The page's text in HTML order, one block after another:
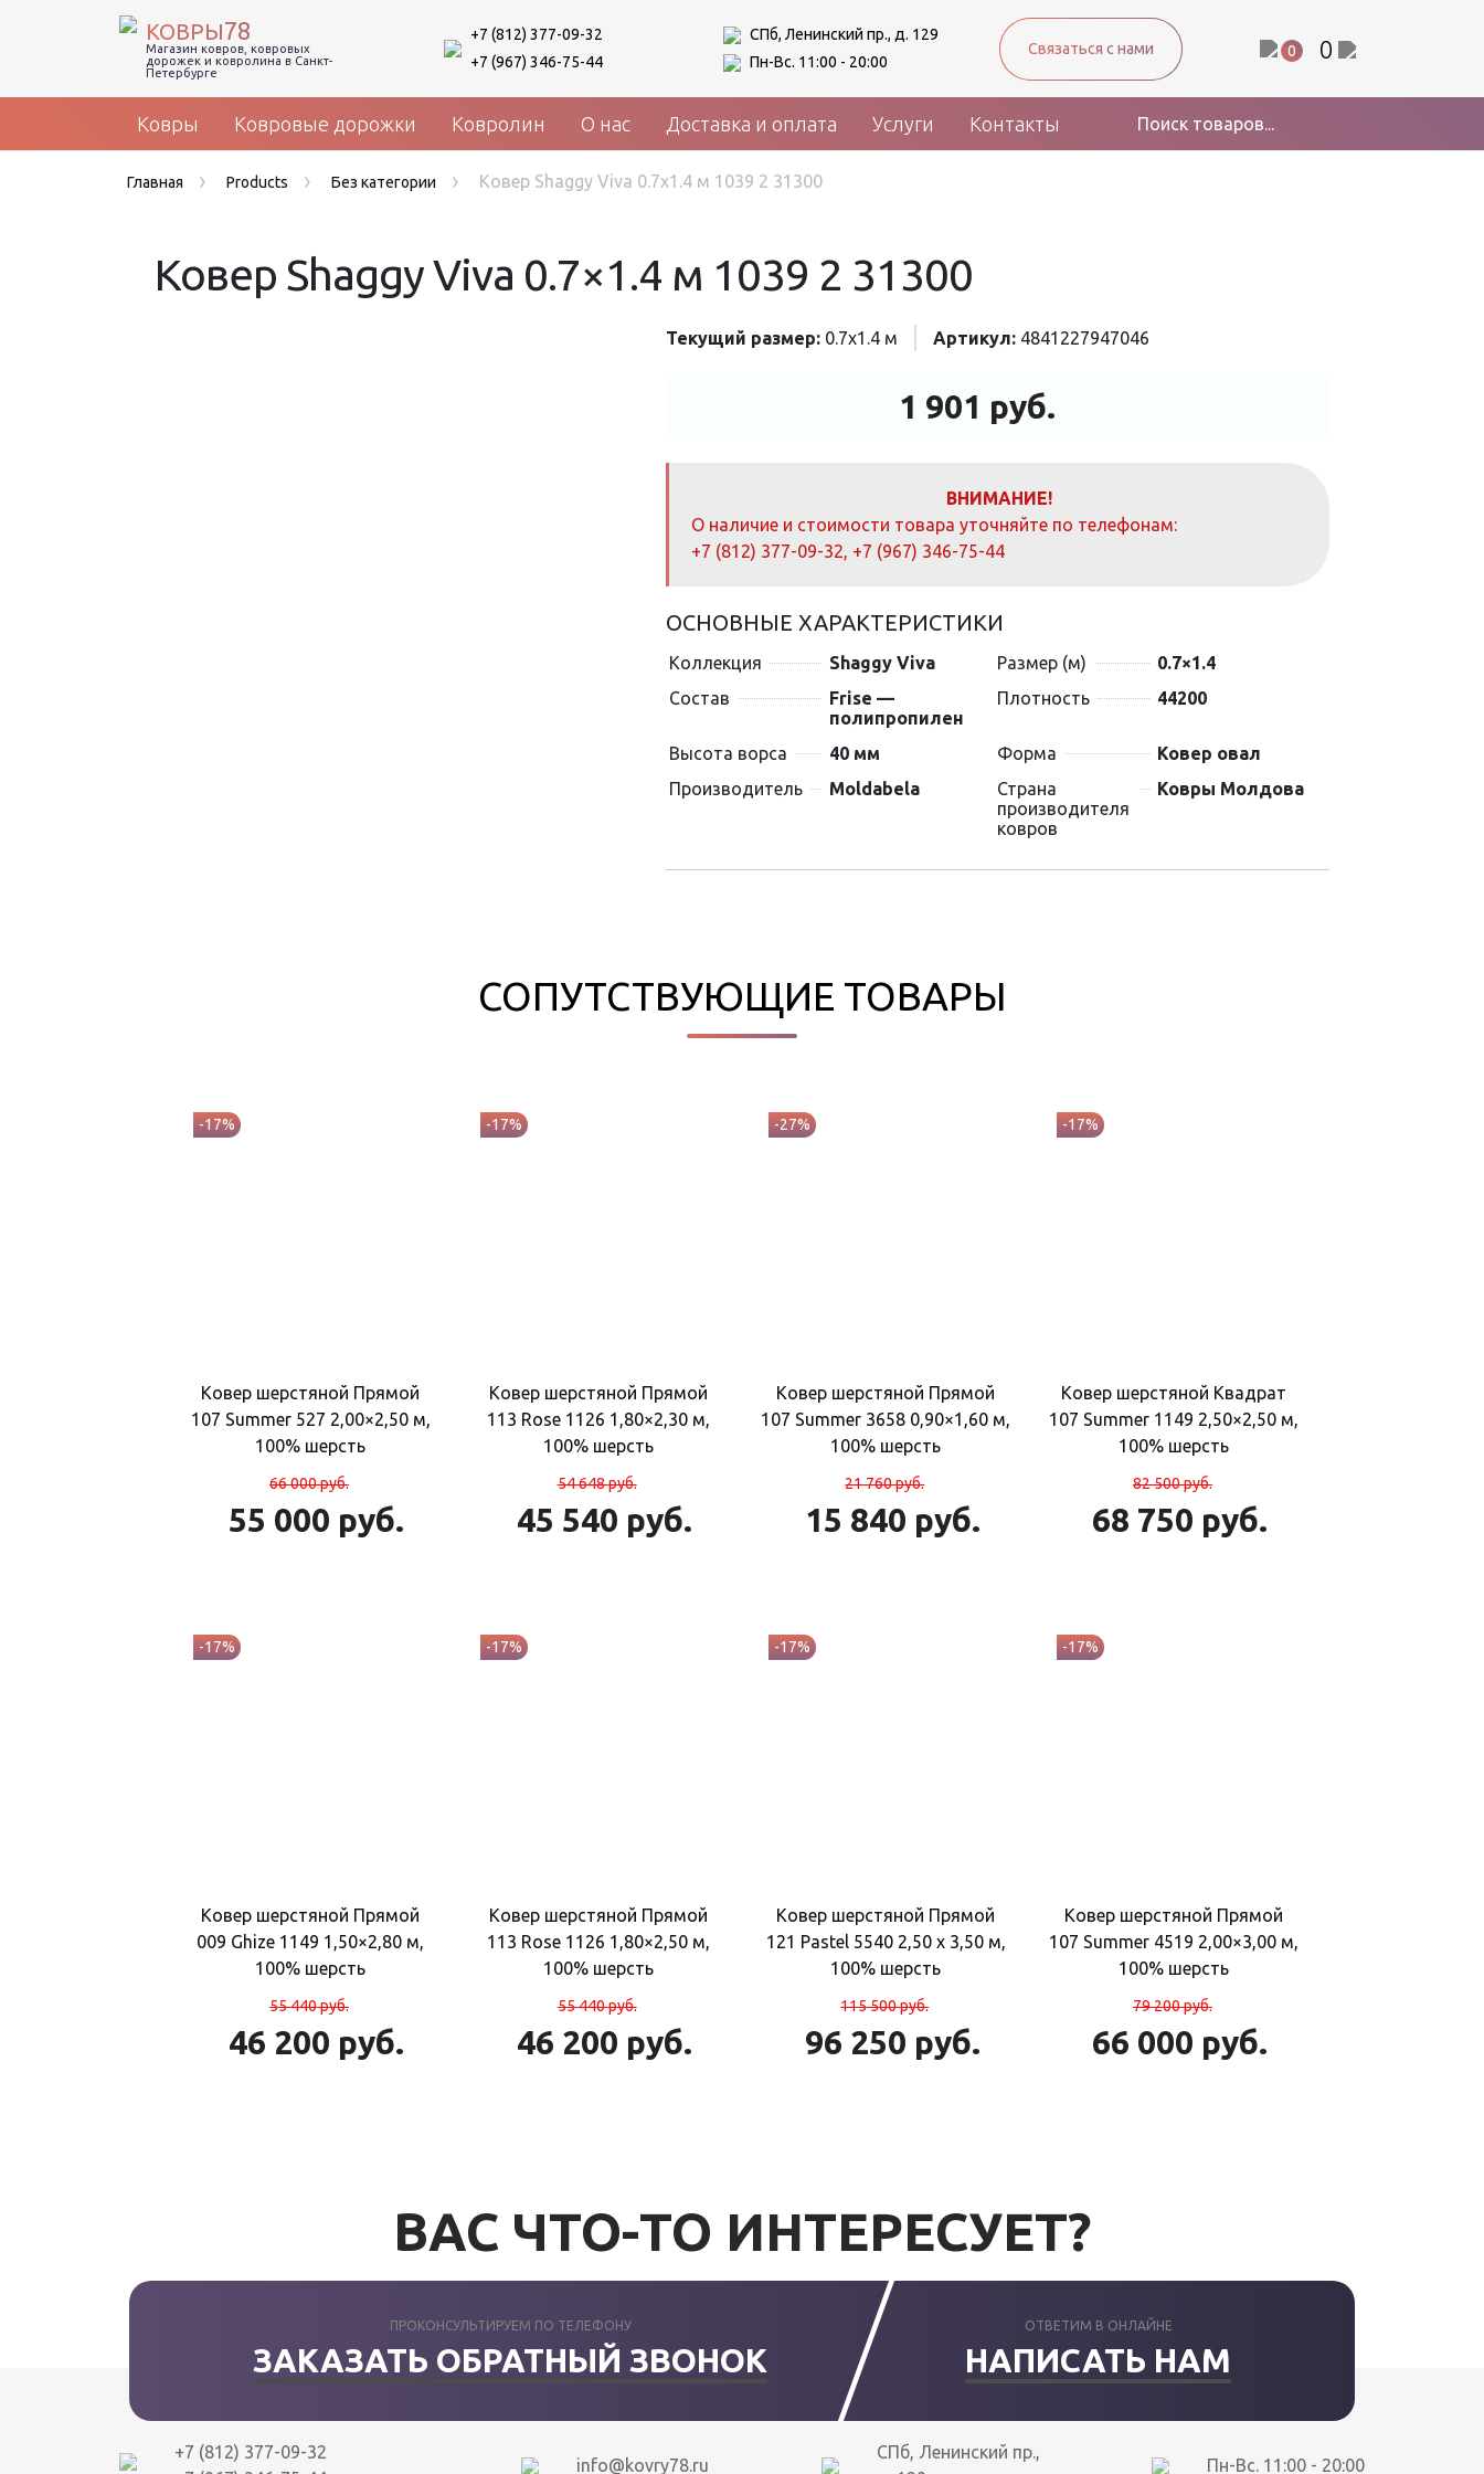
КОВРЫ78
Магазин ковров, ковровых
дорожек и ковролина в Санкт-
Петербурге
+7 (812) 377-09-32
+7 (967) 346-75-44
СПб, Ленинский пр., д. 129
Пн-Вс. 11:00 - 20:00
Связаться с нами 0 0
Ковры Ковровые дорожки Ковролин О нас Доставка и оплата Услуги Контакты
Главная › Products › Без категории › Ковер Shaggy Viva 0.7x1.4 м 1039 2 31300
Ковер Shaggy Viva 0.7×1.4 м 1039 2 31300
Текущий размер:0.7x1.4 м Артикул:4841227947046
1 901 руб.
ВНИМАНИЕ!
О наличие и стоимости товара уточняйте по телефонам:
+7 (812) 377-09-32, +7 (967) 346-75-44
ОСНОВНЫЕ ХАРАКТЕРИСТИКИ
Коллекция Shaggy Viva Размер (м)
0.7×1.4
Состав
Frise —
полипропилен
Плотность 44200
Высота ворса 40 мм Форма
Ковер овал
Производитель
Moldabela
Страна
производителя
ковров
Ковры Молдова
СОПУТСТВУЮЩИЕ ТОВАРЫ
-17%
Ковер шерстяной Прямой
107 Summer 527 2,00×2,50 м,
100% шерсть
66 000руб.
55 000 руб.
-17%
Ковер шерстяной Прямой
113 Rose 1126 1,80×2,30 м,
100% шерсть
54 648руб.
45 540 руб.
-27%
Ковер шерстяной Прямой
107 Summer 3658 0,90×1,60 м,
100% шерсть
21 760руб.
15 840 руб.
-17%
Ковер шерстяной Квадрат
107 Summer 1149 2,50×2,50 м,
100% шерсть
82 500руб.
68 750 руб.
-17%
Ковер шерстяной Прямой
009 Ghize 1149 1,50×2,80 м,
100% шерсть
55 440руб.
46 200 руб.
-17%
Ковер шерстяной Прямой
113 Rose 1126 1,80×2,50 м,
100% шерсть
55 440руб.
46 200 руб.
-17%
Ковер шерстяной Прямой
121 Pastel 5540 2,50 x 3,50 м,
100% шерсть
115 500руб.
96 250 руб.
-17%
Ковер шерстяной Прямой
107 Summer 4519 2,00×3,00 м,
100% шерсть
79 200руб.
66 000 руб.
ВАС ЧТО-ТО ИНТЕРЕСУЕТ?
ПРОКОНСУЛЬТИРУЕМ ПО ТЕЛЕФОНУ
ЗАКАЗАТЬ ОБРАТНЫЙ ЗВОНОК
ОТВЕТИМ В ОНЛАЙНЕ
НАПИСАТЬ НАМ
+7 (812) 377-09-32
info@kovry78.ru
СПб, Ленинский пр.,
Пн-Вс. 11:00 - 20:00